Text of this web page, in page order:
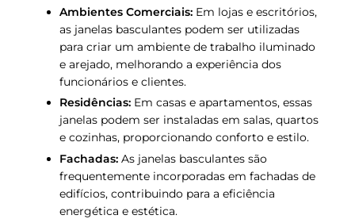
Ambientes Comerciais: Em lojas e escritórios,
as janelas basculantes podem ser utilizadas
para criar um ambiente de trabalho iluminado
e arejado, melhorando a experiência dos
funcionários e clientes.
Residências: Em casas e apartamentos, essas
janelas podem ser instaladas em salas, quartos
e cozinhas, proporcionando conforto e estilo.
Fachadas: As janelas basculantes são
frequentemente incorporadas em fachadas de
edifícios, contribuindo para a eficiência
energética e estética.